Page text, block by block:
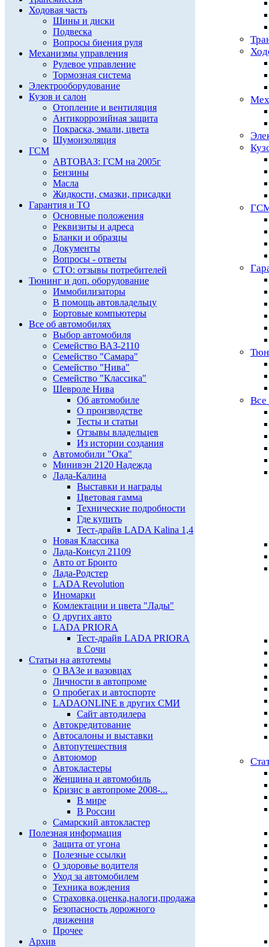
Ходовая часть
Шины и диски
Подвеска
Вопросы биения руля
Механизмы управления
Рулевое управление
Тормозная система
Электрооборудование
Кузов и салон
Отопление и вентиляция
Антикоррозийная защита
Покраска, эмали, цвета
Шумоизоляция
ГСМ
АВТОВАЗ: ГСМ на 2005г
Бензины
Масла
Жидкости, смазки, присадки
Гарантия и ТО
Основные положения
Реквизиты и адреса
Бланки и образцы
Документы
Вопросы - ответы
СТО: отзывы потребителей
Тюнинг и доп. оборудование
Иммобилизаторы
В помощь автовладельцу
Бортовые компьютеры
Все об автомобилях
Выбор автомобиля
Семейство ВАЗ-2110
Семейство "Самара"
Семейство "Нива"
Семейство "Классика"
Шевроле Нива
Об автомобиле
О производстве
Тесты и статьи
Отзывы владельцев
Из истории создания
Автомобили "Ока"
Минивэн 2120 Надежда
Лада-Калина
Выставки и награды
Цветовая гамма
Технические подробности
Где купить
Тест-драйв LADA Kalina 1,4
Новая Классика
Лада-Консул 21109
Авто от Бронто
Лада-Родстер
LADA Revolution
Иномарки
Комлектации и цвета "Лады"
О других авто
LADA PRIORA
Тест-драйв LADA PRIORA
в Сочи
Статьи на автотемы
О ВАЗе и вазовцах
Личности в автопроме
О пробегах и автоспорте
LADAONLINE в других СМИ
Сайт автодилера
Автокредитование
Автосалоны и выставки
Автопутешествия
Автоюмор
Автокластеры
Женщина и автомобиль
Кризис в автопроме 2008-...
В мире
В России
Самарский автокластер
Полезная информация
Защита от угона
Полезные ссылки
О здоровье водителя
Уход за автомобилем
Техника вождения
Страховка,оценка,налоги,продажа
Безопасность дорожного
движения
Прочее
Архив
Все